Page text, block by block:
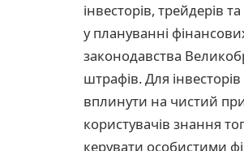
інвесторів, трейдерів
у плануванні
законодавства
штрафів. Для
вплинути на чистий
користувачів знання
керувати особистими